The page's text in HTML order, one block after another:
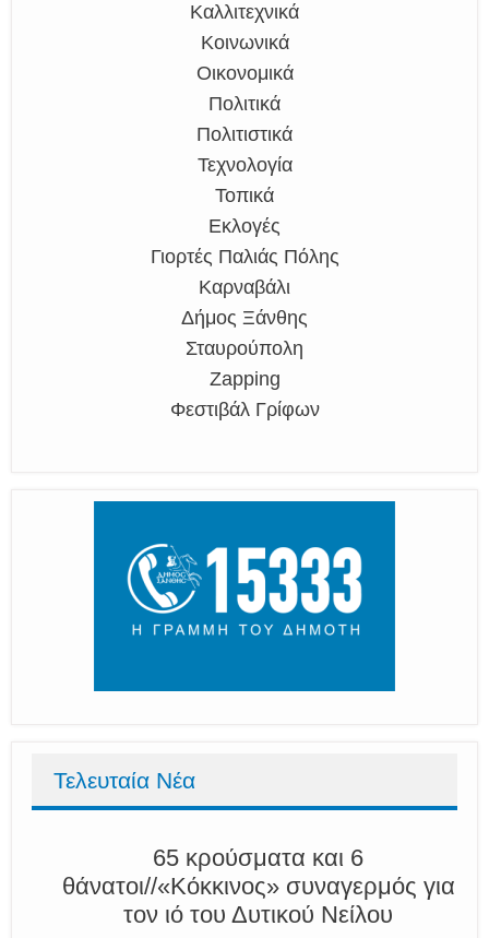
Καλλιτεχνικά
Κοινωνικά
Οικονομικά
Πολιτικά
Πολιτιστικά
Τεχνολογία
Τοπικά
Εκλογές
Γιορτές Παλιάς Πόλης
Καρναβάλι
Δήμος Ξάνθης
Σταυρούπολη
Zapping
Φεστιβάλ Γρίφων
Τελευταία Νέα
65 κρούσματα και 6
θάνατοι//«Κόκκινος» συναγερμός για
τον ιό του Δυτικού Νείλου